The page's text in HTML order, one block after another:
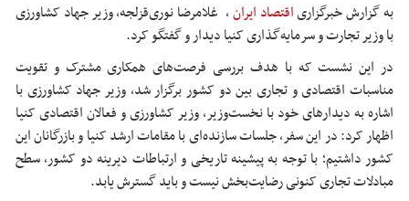
به گزارش خبرگزاریاقتصاد ایران, غلامرضا نوری‌قزلجه، وزیر جهاد کشاورزی
با وزیر تجارت و سرمایه‌گذاری کنیا دیدار و گفتگو کرد.
در این نشست که با هدف بررسی فرصت‌های همکاری مشترک و تقویت
مناسبات اقتصادی و تجاری بین دو کشور برگزار شد، وزیر جهاد کشاورزی با
اشاره به دیدارهای خود با نخست‌وزیر، وزیر کشاورزی و فعالان اقتصادی کنیا
اظهار کرد: در این سفر، جلسات سازنده‌ای با مقامات ارشد کنیا و بازرگانان این
کشور داشتیم؛ با توجه به پیشینه تاریخی و ارتباطات دیرینه دو کشور، سطح
مبادلات تجاری کنونی رضایت‌بخش نیست و باید گسترش یابد.